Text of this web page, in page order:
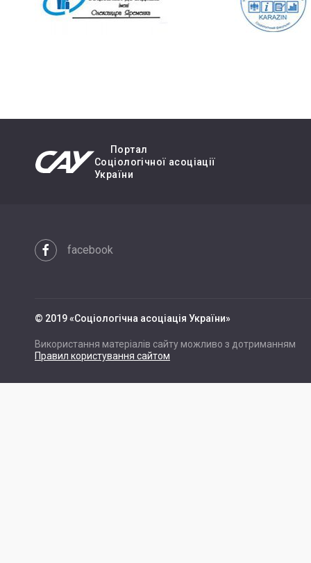
Портал
Cоціологічної асоціації
України
facebook
© 2019 «Cоціологічна асоціація України»
Використання матеріалів сайту можливо з дотриманням
Правил користування сайтом